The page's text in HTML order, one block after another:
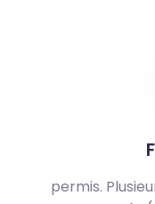
permis.